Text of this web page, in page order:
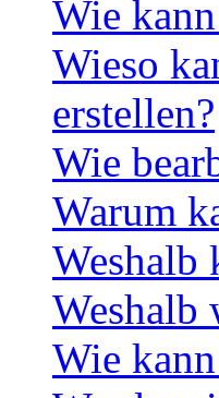
Wie
Wieso
erstellen?
Wie
Warum
Weshalb
Weshalb
Wie